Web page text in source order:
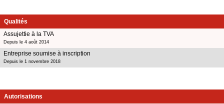
Qualités
Assujettie à la TVA
Depuis le 4 août 2014
Entreprise soumise à inscription
Depuis le 1 novembre 2018
Autorisations